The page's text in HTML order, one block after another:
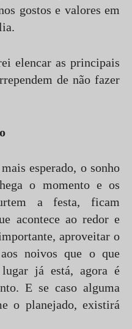
gostos e valores em
elencar as principais
de não fazer
esperado, o sonho
o momento e os
a festa, ficam
acontece ao redor e
aproveitar o
noivos que o que
já está, agora é
E se caso alguma
o planejado, existirá